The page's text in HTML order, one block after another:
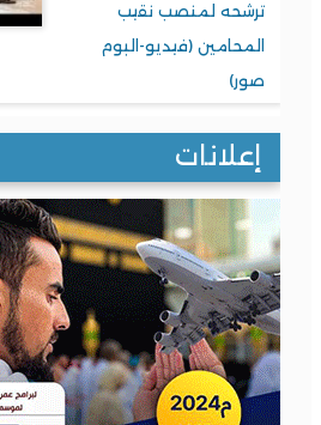
ترشحه لمنصب نقيب
المحامين (فيديو-البوم
صور)
إعلانات